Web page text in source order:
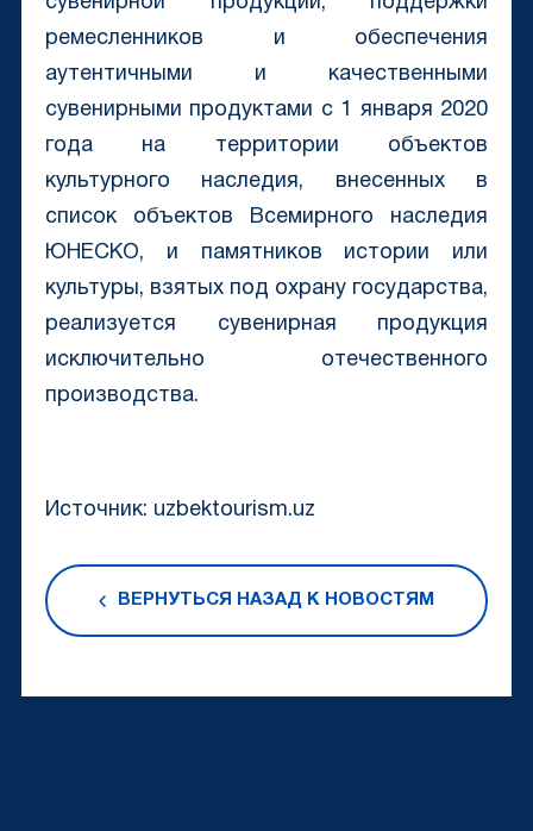
ремесленников и обеспечения
аутентичными и качественными
сувенирными продуктами с 1 января 2020
года на территории объектов
культурного наследия, внесенных в
список объектов Всемирного наследия
ЮНЕСКО, и памятников истории или
культуры, взятых под охрану государства,
реализуется сувенирная продукция
исключительно отечественного
производства.
Источник: uzbektourism.uz
ВЕРНУТЬСЯ НАЗАД К НОВОСТЯМ